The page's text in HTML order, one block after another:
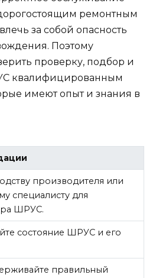
ремонтным
за собой опасность
Поэтому
проверку, подбор и
квалифицированным
имеют опыт и знания в
производителя или
специалисту для
ШРУС.
состояние ШРУС и его
правильный